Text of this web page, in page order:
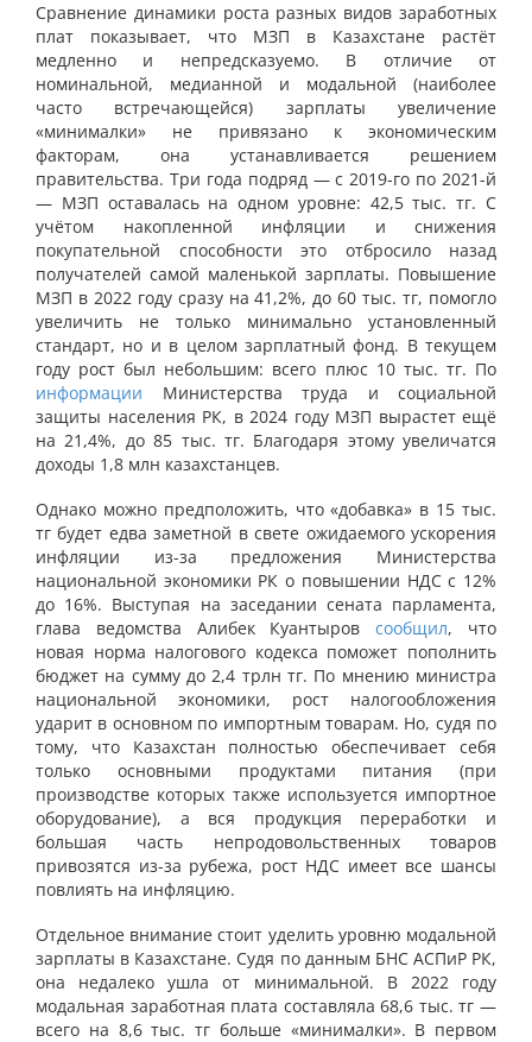
Сравнение динамики роста разных видов заработных
плат показывает, что МЗП в Казахстане растёт
медленно и непредсказуемо. В отличие от
номинальной, медианной и модальной (наиболее
часто встречающейся) зарплаты увеличение
«минималки» не привязано к экономическим
факторам, она устанавливается решением
правительства. Три года подряд — с 2019-го по 2021-й
— МЗП оставалась на одном уровне: 42,5 тыс. тг. С
учётом накопленной инфляции и снижения
покупательной способности это отбросило назад
получателей самой маленькой зарплаты. Повышение
МЗП в 2022 году сразу на 41,2%, до 60 тыс. тг, помогло
увеличить не только минимально установленный
стандарт, но и в целом зарплатный фонд. В текущем
году рост был небольшим: всего плюс 10 тыс. тг. По
информации Министерства труда и социальной
защиты населения РК, в 2024 году МЗП вырастет ещё
на 21,4%, до 85 тыс. тг. Благодаря этому увеличатся
доходы 1,8 млн казахстанцев.
Однако можно предположить, что «добавка» в 15 тыс.
тг будет едва заметной в свете ожидаемого ускорения
инфляции из-за предложения Министерства
национальной экономики РК о повышении НДС с 12%
до 16%. Выступая на заседании сената парламента,
глава ведомства Алибек Куантыровсообщил, что
новая норма налогового кодекса поможет пополнить
бюджет на сумму до 2,4 трлн тг. По мнению министра
национальной экономики, рост налогообложения
ударит в основном по импортным товарам. Но, судя по
тому, что Казахстан полностью обеспечивает себя
только основными продуктами питания (при
производстве которых также используется импортное
оборудование), а вся продукция переработки и
большая часть непродовольственных товаров
привозятся из-за рубежа, рост НДС имеет все шансы
повлиять на инфляцию.
Отдельное внимание стоит уделить уровню модальной
зарплаты в Казахстане. Судя по данным БНС АСПиР РК,
она недалеко ушла от минимальной. В 2022 году
модальная заработная плата составляла68,6 тыс. тг —
всего на 8,6 тыс. тг больше «минималки». В первом